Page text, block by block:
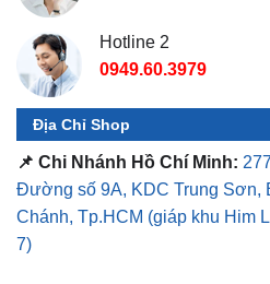
Hotline 2
0949.60.3979
Địa Chỉ Shop
📌 Chi Nhánh Hồ Chí Minh:
Đường số 9A, KDC Trung Sơn,
Chánh, Tp.HCM (giáp khu Him
7)